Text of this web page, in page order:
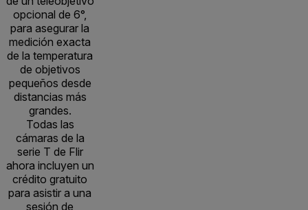
opcional de 6°,
para asegurar la
medición exacta
de la temperatura
de objetivos
pequeños desde
distancias más
grandes.
Todas las
cámaras de la
serie T de Flir
ahora incluyen un
crédito gratuito
para asistir a una
sesión de